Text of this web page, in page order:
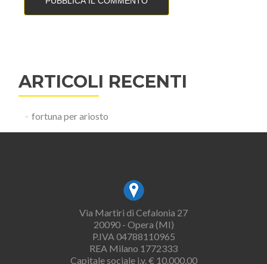
ARTICOLI RECENTI
fortuna per ariosto
Via Martiri di Cefalonia 27
20090 - Opera (MI)
P.IVA 04788110965
REA Milano 1772333
Capitale sociale i.v. € 10.000,00